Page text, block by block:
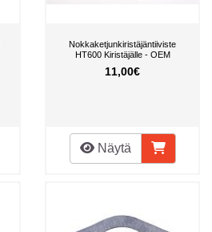
Nokkaketjunkiristäjäntiiviste
HT600 Kiristäjälle - OEM
11,00€
Näytä